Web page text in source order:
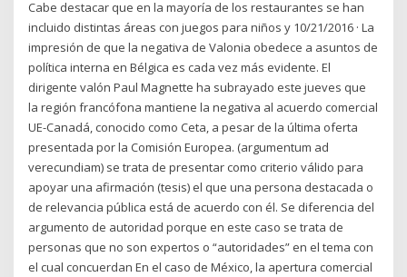
Cabe destacar que en la mayoría de los restaurantes se han
incluido distintas áreas con juegos para niños y 10/21/2016 · La
impresión de que la negativa de Valonia obedece a asuntos de
política interna en Bélgica es cada vez más evidente. El
dirigente valón Paul Magnette ha subrayado este jueves que
la región francófona mantiene la negativa al acuerdo comercial
UE-Canadá, conocido como Ceta, a pesar de la última oferta
presentada por la Comisión Europea. (argumentum ad
verecundiam) se trata de presentar como criterio válido para
apoyar una afirmación (tesis) el que una persona destacada o
de relevancia pública está de acuerdo con él. Se diferencia del
argumento de autoridad porque en este caso se trata de
personas que no son expertos o “autoridades” en el tema con
el cual concuerdan En el caso de México, la apertura comercial